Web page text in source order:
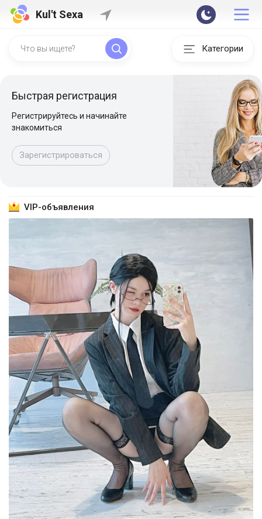
Kul't Sexa
Категории
Быстрая регистрация
Регистрируйтесь и начинайте
знакомиться
Зарегистрироваться
VIP-объявления